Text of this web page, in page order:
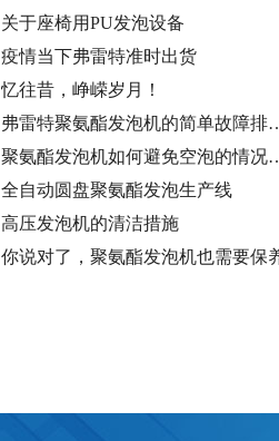
关于座椅用PU发泡设备
疫情当下弗雷特准时出货
忆往昔，峥嵘岁月！
弗雷特聚氨酯发泡机的简单故障排
聚氨酯发泡机如何避免空泡的情况
全自动圆盘聚氨酯发泡生产线
高压发泡机的清洁措施
你说对了，聚氨酯发泡机也需要保